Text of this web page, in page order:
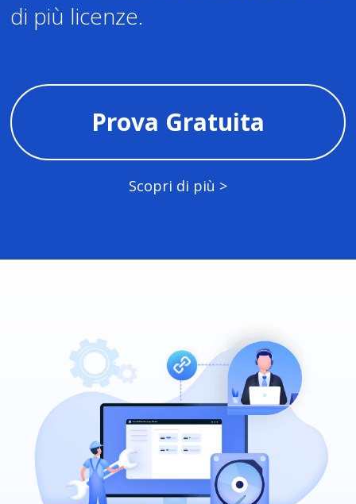
di più licenze.
Prova Gratuita
Scopri di più >